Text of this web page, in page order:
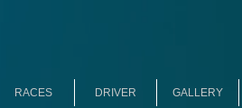
RACES DRIVER GALLERY